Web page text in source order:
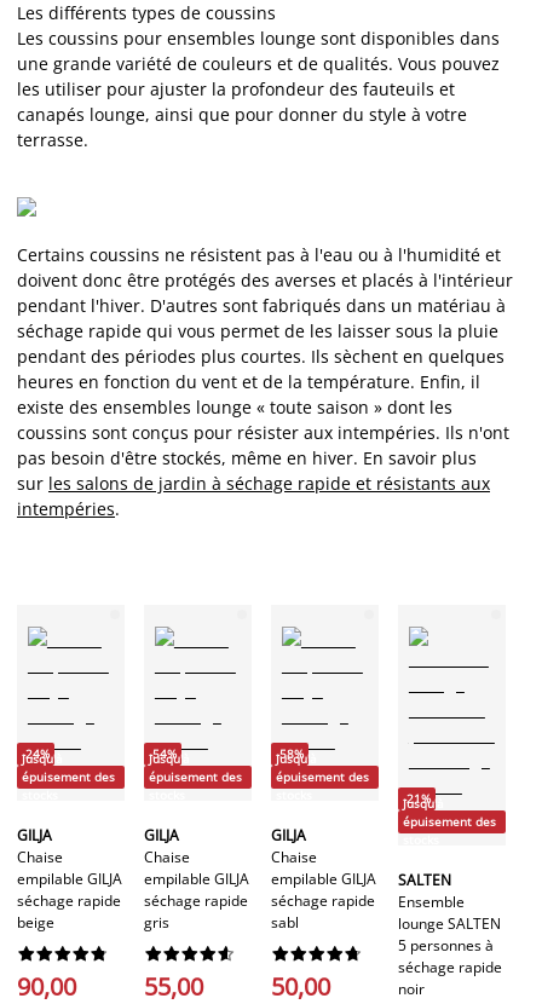
Les différents types de coussins
Les coussins pour ensembles lounge sont disponibles dans
une grande variété de couleurs et de qualités. Vous pouvez
les utiliser pour ajuster la profondeur des fauteuils et
canapés lounge, ainsi que pour donner du style à votre
terrasse.
Certains coussins ne résistent pas à l'eau ou à l'humidité et
doivent donc être protégés des averses et placés à l'intérieur
pendant l'hiver. D'autres sont fabriqués dans un matériau à
séchage rapide qui vous permet de les laisser sous la pluie
pendant des périodes plus courtes. Ils sèchent en quelques
heures en fonction du vent et de la température. Enfin, il
existe des ensembles lounge « toute saison » dont les
coussins sont conçus pour résister aux intempéries. Ils n'ont
pas besoin d'être stockés, même en hiver. En savoir plus
sur les salons de jardin à séchage rapide et résistants aux
intempéries.
-24%
Jusqu'à
épuisement des
stocks
GILJA
Chaise
empilable GILJA
séchage rapide
beige






90,00
-54%
Jusqu'à
épuisement des
stocks
GILJA
Chaise
empilable GILJA
séchage rapide
gris






55,00
-58%
Jusqu'à
épuisement des
stocks
GILJA
Chaise
empilable GILJA
séchage rapide
sabl






50,00
-21%
Jusqu'à
épuisement des
stocks
SALTEN
Ensemble
lounge SALTEN
5 personnes à
séchage rapide
noir